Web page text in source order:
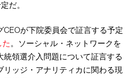
だ。
CEOが下院委員会で証言する予定
た 。ソーシャル・ネットワークを
統領選介入問題について証言する
リッジ・アナリティカに関わる現